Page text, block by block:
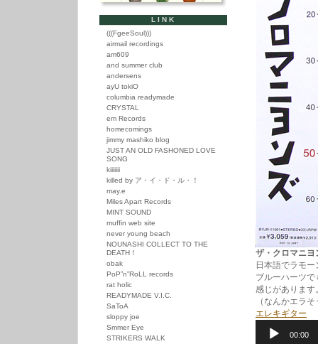
ザ・クロマニ
日本語でラモ
ブルーハーツ
感じがあります
（なんかエラ
エレキギター
00:00
LINK
(((FgeeSoul)))
airmail recordings
am609
and summer club
andersens
ayU tokiO
columbia readymade
CRYSTAL
em Records
homecomings
jimmy mashiko blog
JUST AN OLD FASHONED LOVE
SONG
kiiiiiii
killed by ア・イ・ド・ル・！
may.e
Miles Apart Records
MINT SOUND
muffin web site
never young beach
NOUNASHI COLLECT TO THE
DEATH！
obak
PoP”n”RoLL records
rat holic
READYMADE V.I.C.
SaToA
sloppy joe
Smmer Eye
STRIKERS WALK